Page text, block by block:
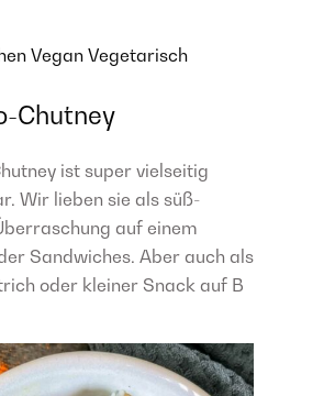
Vegan Vegetarisch
Chutney
ist super vielseitig
Wir lieben sie als süß-
auf einem
Sandwiches. Aber auch als
oder kleiner Snack auf B